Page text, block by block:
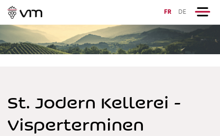
FR DE
St. Jodern Kellerei -
Visperterminen